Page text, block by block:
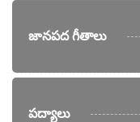
జానపద గీతాలు
పద్యాలు